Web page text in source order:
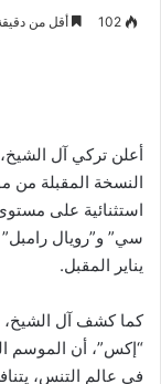
102 أقل من
أعلن تركي آل
النسخة المقبلة من
استثنائية على
سي” و”رويال رامبل”
يناير المقبل.
كما كشف آل
في عالم التنس،